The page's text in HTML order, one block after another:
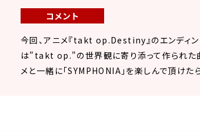
コメント
今回、アニメ『takt op.Destiny』のエンディ
は"takt op."の世界観に寄り添って作られた曲
メと一緒に「SYMPHONIA」を楽しんで頂けた